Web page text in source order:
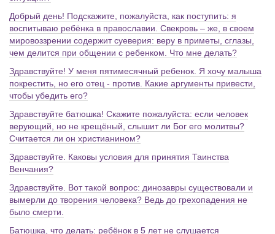
Добрый день! Подскажите, пожалуйста, как поступить: я
воспитываю ребёнка в православии. Свекровь – же, в своем
мировоззрении содержит суеверия: веру в приметы, сглазы,
чем делится при общении с ребенком. Что мне делать?
Здравствуйте! У меня пятимесячный ребенок. Я хочу малыша
покрестить, но его отец - против. Какие аргументы привести,
чтобы убедить его?
Здравствуйте батюшка! Скажите пожалуйста: если человек
верующий, но не крещёный, слышит ли Бог его молитвы?
Считается ли он христианином?
Здравствуйте. Каковы условия для принятия Таинства
Венчания?
Здравствуйте. Вот такой вопрос: динозавры существовали и
вымерли до творения человека? Ведь до грехопадения не
было смерти.
Батюшка, что делать: ребёнок в 5 лет не слушается